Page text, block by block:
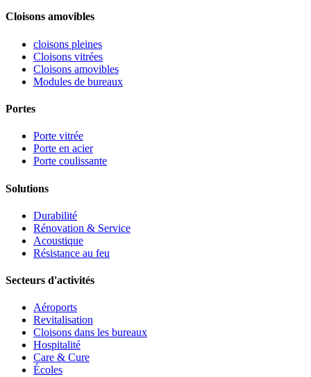
Cloisons amovibles
cloisons pleines
Cloisons vitrées
Cloisons amovibles
Modules de bureaux
Portes
Porte vitrée
Porte en acier
Porte coulissante
Solutions
Durabilité
Rénovation & Service
Acoustique
Résistance au feu
Secteurs d'activités
Aéroports
Revitalisation
Cloisons dans les bureaux
Hospitalité
Care & Cure
Écoles